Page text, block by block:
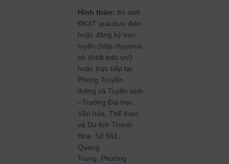
Hình thức: thí sinh
ĐKXT qua bưu điện
hoặc đăng ký trực
tuyến (http://tuyensi
nh.dvtdt.edu.vn/)
hoặc trực tiếp tại
Phòng Truyền
thông và Tuyển sinh
–Trường Đại học
Văn hóa, Thể thao
và Du lịch Thanh
Hóa. Số 561,
Quang
Trung, Phường